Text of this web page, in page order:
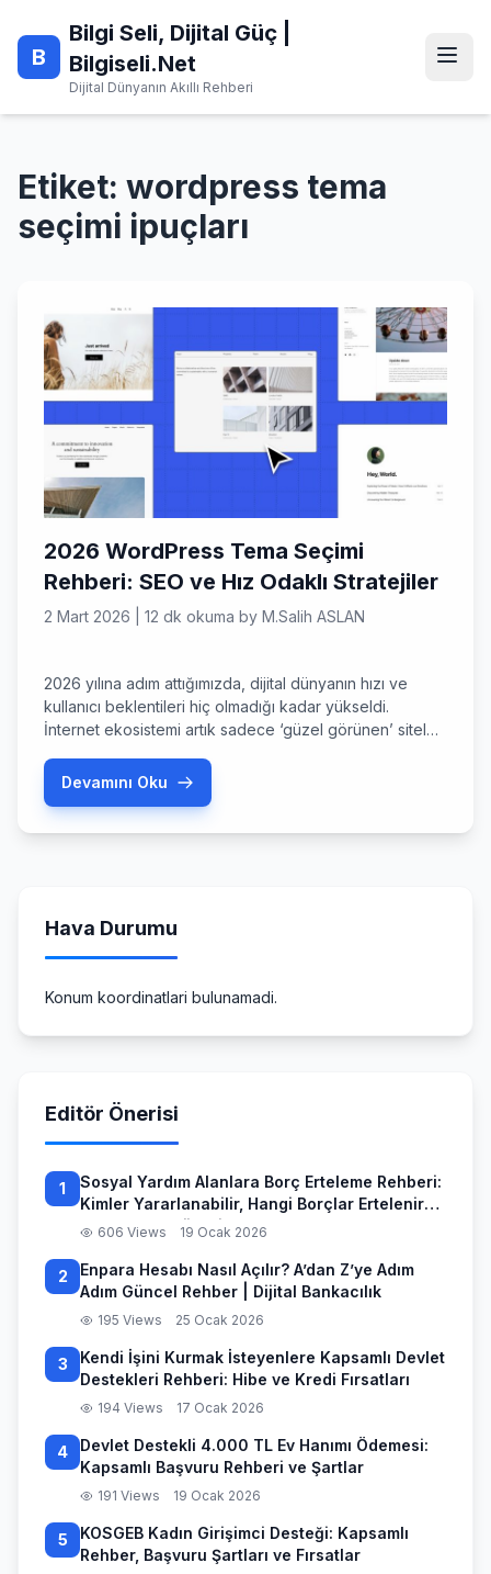
content
B
Bilgi Seli, Dijital Güç |
Bilgiseli.Net
Dijital Dünyanın Akıllı Rehberi
Etiket: wordpress tema
seçimi ipuçları
2026 WordPress Tema Seçimi
Rehberi: SEO ve Hız Odaklı Stratejiler
2 Mart 2026 12 dk okuma by M.Salih ASLAN
2026 yılına adım attığımızda, dijital dünyanın hızı ve
kullanıcı beklentileri hiç olmadığı kadar yükseldi.
İnternet ekosistemi artık sadece ‘güzel görünen’ siteleri
algoritmalarıyla tam uyumlu çalışan yapıları
ödüllendiriyor. Bu noktada, bir web sitesinin temel taşı
Devamını Oku
Hava Durumu
Konum koordinatlari bulunamadi.
Editör Önerisi
1
Sosyal Yardım Alanlara Borç Erteleme Rehberi:
Kimler Yararlanabilir, Hangi Borçlar Ertelenir
ve Başvuru Süreci
606 Views 19 Ocak 2026
2
Enpara Hesabı Nasıl Açılır? A’dan Z’ye Adım
Adım Güncel Rehber | Dijital Bankacılık
195 Views 25 Ocak 2026
3
Kendi İşini Kurmak İsteyenlere Kapsamlı Devlet
Destekleri Rehberi: Hibe ve Kredi Fırsatları
194 Views 17 Ocak 2026
4
Devlet Destekli 4.000 TL Ev Hanımı Ödemesi:
Kapsamlı Başvuru Rehberi ve Şartlar
191 Views 19 Ocak 2026
5
KOSGEB Kadın Girişimci Desteği: Kapsamlı
Rehber, Başvuru Şartları ve Fırsatlar